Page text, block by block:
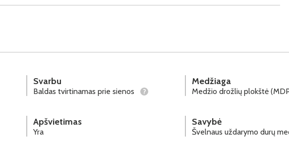
Svarbu
Baldas tvirtinamas prie sienos ?
Medžiaga
Medžio drožlių plokštė
Apšvietimas
Yra
Savybė
Švelnaus uždarymo durų